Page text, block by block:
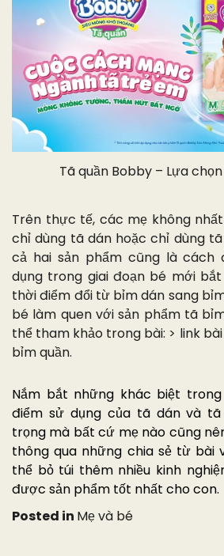
Tã quần Bobby – Lựa
Trên thực tế, các mẹ không
chỉ dùng tã dán hoặc chỉ dùng
cả hai sản phẩm cũng là cách
dụng trong giai đoạn bé mới
thời điểm đổi từ bỉm dán sang
bé làm quen với sản phẩm tã
thể tham khảo trong bài: > link
bỉm quần.
Nắm bắt những khác biệt
điểm sử dụng của tã dán và tã
trọng mà bất cứ mẹ nào cũng
thông qua những chia sẻ từ bài
thể bỏ túi thêm nhiều kinh
được sản phẩm tốt nhất cho con.
Posted in Mẹ và bé